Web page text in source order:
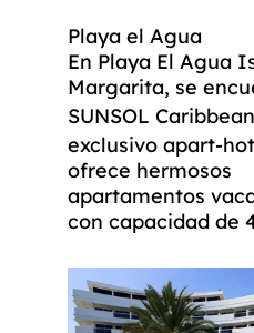
Playa el Agua
En Playa El Agua
Margarita, se
SUNSOL
exclusivo apart-
ofrece hermosos
apartamentos
con capacidad de